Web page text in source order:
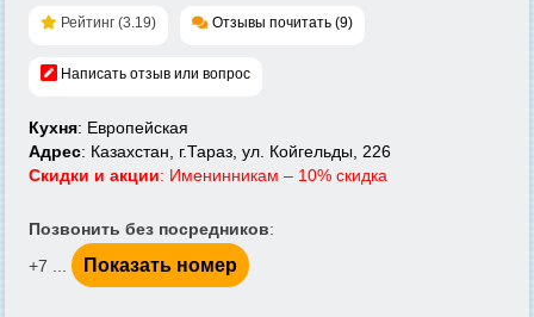
Рейтинг (3.19) Отзывы почитать (9)
Написать отзыв или вопрос
Кухня: Европейская
Адрес: Казахстан, г.Тараз, ул. Койгельды, 226
Скидки и акции: Именинникам – 10% скидка
Позвонить без посредников:
+7 ...
Показать номер